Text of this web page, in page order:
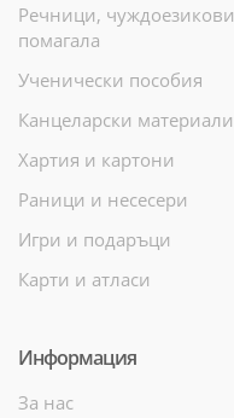
Речници, чуждоезикови
помагала
Ученически пособия
Канцеларски материали
Хартия и картони
Раници и несесери
Игри и подаръци
Карти и атласи
Информация
За нас